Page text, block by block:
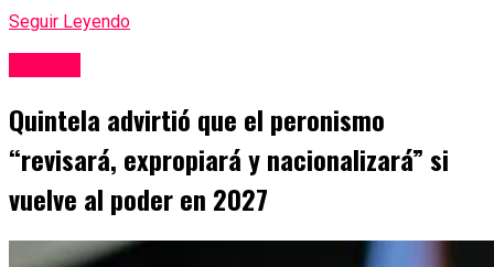
Seguir Leyendo
Quintela advirtió que el peronismo
“revisará, expropiará y nacionalizará” si
vuelve al poder en 2027